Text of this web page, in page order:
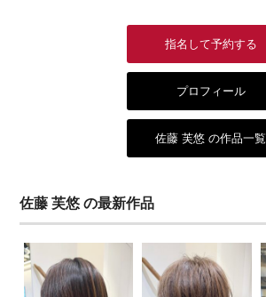
指名して予約する
プロフィール
佐藤 芙悠 の作品一覧
佐藤 芙悠 の最新作品